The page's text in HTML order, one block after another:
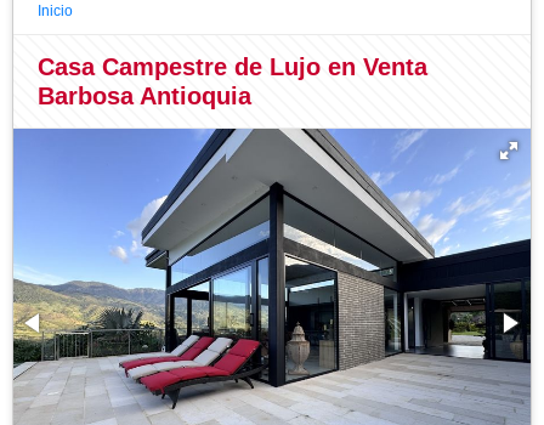
Inicio
Casa Campestre de Lujo en Venta
Barbosa Antioquia